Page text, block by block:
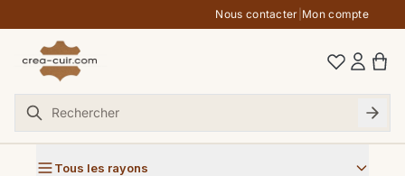
Nous contacter Mon compte
Tous les rayons